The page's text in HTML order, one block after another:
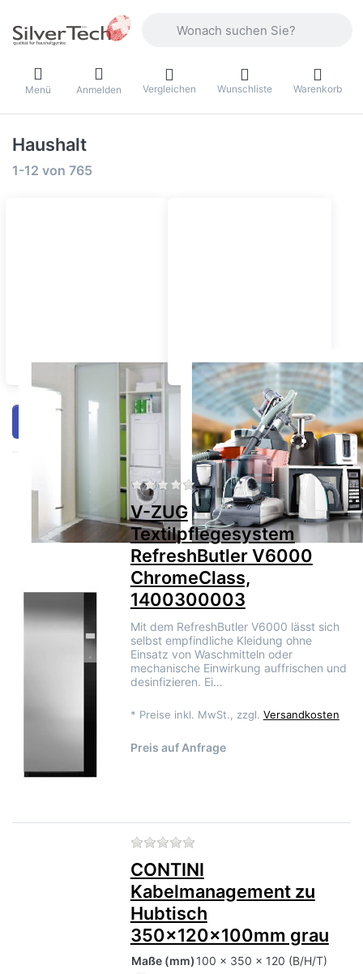
Menü Anmelden Vergleichen Wunschliste Warenkorb
Haushalt
Suchergebnisse:
1-12 von 765
Waschen/Trocknen Kleingeräte
Filtern & Sortieren
V-ZUG Zu diesem Produkt liegen
V-ZUG
Textilpflegesystem
RefreshButler V6000
ChromeClass,
1400300003
Mit dem RefreshButler V6000 lässt sich
selbst empfindliche Kleidung ohne
Einsatz von Waschmitteln oder
mechanische Einwirkung auffrischen und
desinfizieren. Ei…
* Preise inkl. MwSt., zzgl. Versandkosten
Preis auf Anfrage
Zu diesem Produkt liegen
CONTINI
Kabelmanagement zu
Hubtisch
350x120x100mm grau
Maße (mm) 100 x 350 x 120 (B/H/T)